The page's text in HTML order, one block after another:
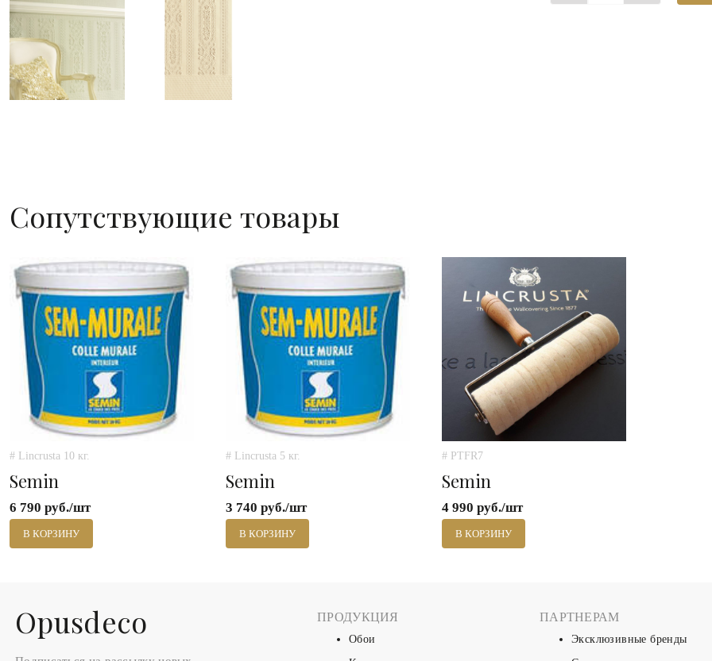
Сопутствующие товары
# Lincrusta 10 кг.
Semin
6 790 руб./шт
В КОРЗИНУ
# Lincrusta 5 кг.
Semin
3 740 руб./шт
В КОРЗИНУ
# PTFR7
Semin
4 990 руб./шт
В КОРЗИНУ
Оpusdeco ПРОДУКЦИЯ
Обои
ПАРТНЕРАМ
Эксклюзивные бренды